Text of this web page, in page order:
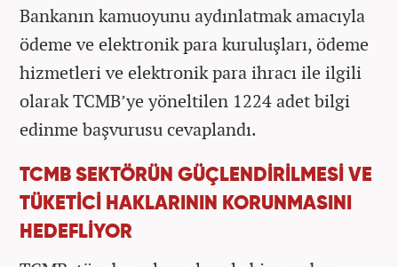
Bankanın kamuoyunu aydınlatmak amacıyla
ödeme ve elektronik para kuruluşları, ödeme
hizmetleri ve elektronik para ihracı ile ilgili
olarak TCMB’ye yöneltilen 1224 adet bilgi
edinme başvurusu cevaplandı.
TCMB SEKTÖRÜN GÜÇLENDİRİLMESİ VE
TÜKETİCİ HAKLARININ KORUNMASINI
HEDEFLİYOR